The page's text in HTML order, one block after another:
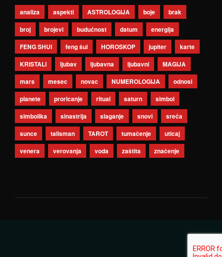
analiza aspekti ASTROLOGIJA boje
brak
broj
brojevi budućnost datum
energija
FENG SHUI
feng šui HOROSKOP jupiter
karte
KRISTALI
ljubav ljubavna ljubavni
MAGIJA
mars
mesec novac NUMEROLOGIJA
odnosi
planete
proricanje ritual saturn
simbol
simbolika
sinastrija slaganje snovi
sreća
sunce
talisman TAROT tumačenje
uticaj
venera
verovanja voda zaštita značenje